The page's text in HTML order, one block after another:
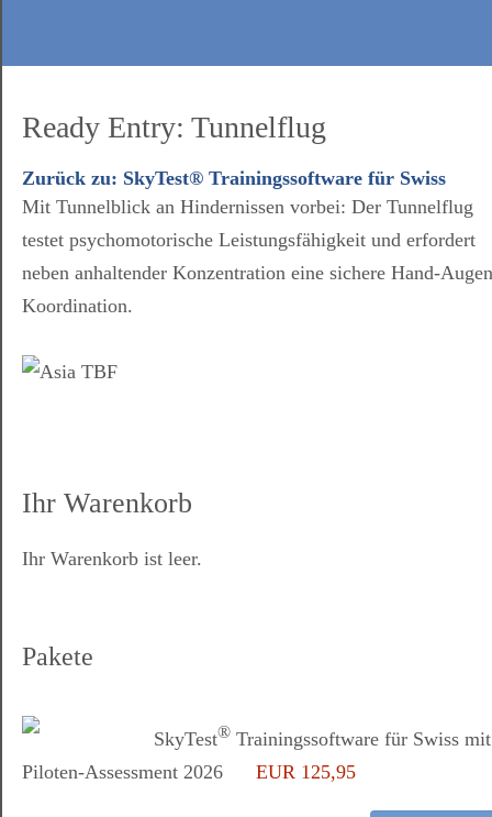
Ready Entry: Tunnelflug
Zurück zu: SkyTest® Trainingssoftware für Swiss
Mit Tunnelblick an Hindernissen vorbei: Der Tunnelflug
testet psychomotorische Leistungsfähigkeit und erfordert
neben anhaltender Konzentration eine sichere Hand-
Koordination.
Ihr Warenkorb
Ihr Warenkorb ist leer.
Pakete
SkyTest® Trainingssoftware für Swiss mit
Piloten-Assessment 2026
EUR 125,95